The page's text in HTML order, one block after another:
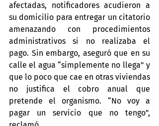
afectadas, notificadores acudieron a
su domicilio para entregar un citatorio
amenazando con procedimientos
administrativos si no realizaba el
pago. Sin embargo, aseguró que en su
calle el agua “simplemente no llega” y
que lo poco que cae en otras viviendas
no justifica el cobro anual que
pretende el organismo. “No voy a
pagar un servicio que no tengo”,